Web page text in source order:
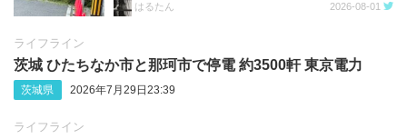
はるたん 2026-08-01
ライフライン
茨城 ひたちなか市と那珂市で停電 約3500軒 東京電力
茨城県 2026年7月29日23:39
ライフライン